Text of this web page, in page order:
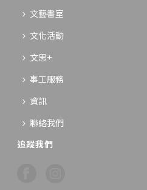
文藝書室
文化活動
文思+
事工服務
資訊
聯絡我們
追蹤我們